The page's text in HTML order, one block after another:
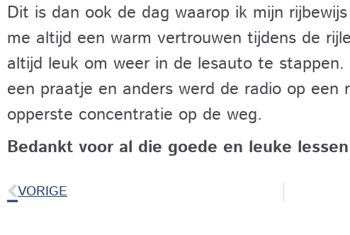
Dit is dan ook de dag waarop ik mijn
me altijd een warm vertrouwen tijdens de
altijd leuk om weer in de lesauto te stappen.
een praatje en anders werd de radio op een
opperste concentratie op de weg.
Bedankt voor al die goede en leuke
VORIGE